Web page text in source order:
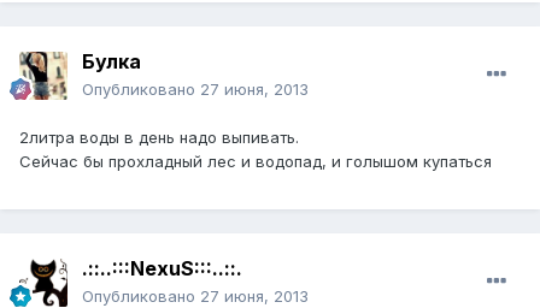
Булка
Опубликовано 27 июня, 2013
2литра воды в день надо выпивать.
Сейчас бы прохладный лес и водопад, и голышом купаться
.::..:::NexuS:::..::.
Опубликовано 27 июня, 2013